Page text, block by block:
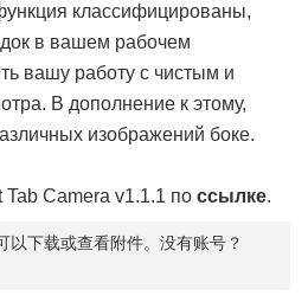
классифицированы,
в вашем рабочем
вашу работу с чистым и
В дополнение к этому,
изображений боке.
Camera v1.1.1 по ссылке.
以下载或查看附件。没有账号？